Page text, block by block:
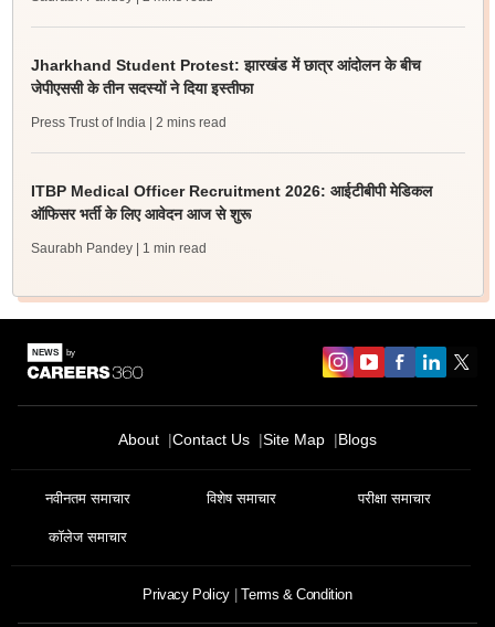
Jharkhand Student Protest: झारखंड में छात्र आंदोलन के बीच
जेपीएससी के तीन सदस्यों ने दिया इस्तीफा
Press Trust of India | 2 mins read
ITBP Medical Officer Recruitment 2026: आईटीबीपी मेडिकल
ऑफिसर भर्ती के लिए आवेदन आज से शुरू
Saurabh Pandey | 1 min read
About Contact Us Site Map Blogs
नवीनतम समाचार विशेष समाचार परीक्षा समाचार
कॉलेज समाचार
Privacy Policy Terms & Condition